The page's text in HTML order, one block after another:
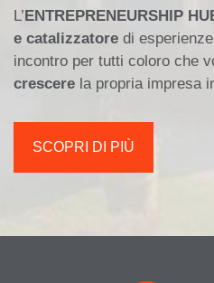
L’ENTREPRENEURSHIP
e catalizzatore di
incontro per tutti coloro che
crescere la propria impresa
SCOPRI DI PIÙ